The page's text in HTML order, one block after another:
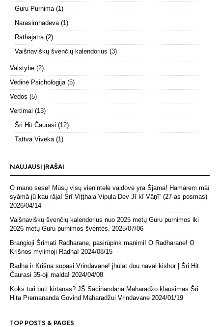
Guru Purnima(1)
Narasimhadeva(1)
Rathajatra(2)
Vaišnaviškų švenčių kalendorius (3)
Valstybė (2)
Vedinė Psichologija(5)
Vedos (5)
Vertimai (13)
Šri Hit Čaurasi (12)
Tattva Viveka(1)
NAUJAUSI ĮRAŠAI
O mano sese! Mūsų visų vienintelė valdovė yra Šjama! Hamāreṃ māī
syāmā jū kau rāja! Śrī Viṭṭhala Vipula Dev Jī kī Vāṇī“ (27-as posmas)
2026/04/14
Vaišnaviškų švenčių kalendorius nuo 2025 metų Guru purnimos iki
2026 metų Guru purnimos šventės. 2025/07/06
Brangioji Šrimati Radharane, pasirūpink manimi! O Radharane! O
Krišnos mylimoji Radha! 2024/08/15
Radha ir Krišna supasi Vrindavane! jhūlat dou naval kishor | Šri Hit
Čaurasi 35-oji malda! 2024/04/08
Koks turi būti kirtanas? JŠ Sacinandana Maharadžo klausimas Šri
Hita Premananda Govind Maharadžui Vrindavane 2024/01/19
TOP POSTS & PAGES